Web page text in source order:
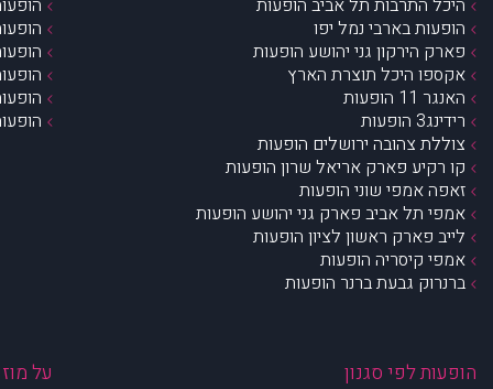
היכל התרבות תל אביב הופעות
הופעות בארבי נמל יפו
פארק הירקון גני יהושע הופעות
אקספו היכל תוצרת הארץ
האנגר 11 הופעות
רידינג3 הופעות
צוללת צהובה ירושלים הופעות
קו רקיע פארק אריאל שרון הופעות
זאפה אמפי שוני הופעות
אמפי תל אביב פארק גני יהושע הופעות
לייב פארק ראשון לציון הופעות
אמפי קיסריה הופעות
ברנרוק גבעת ברנר הופעות
הופעות לפי סגנון על